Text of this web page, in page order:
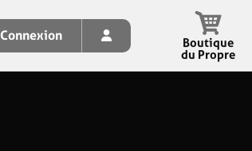
Connexion
Boutique
du Propre